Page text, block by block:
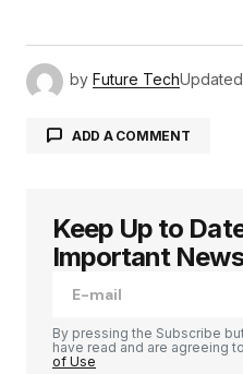
by Future TechUpdated
ADD A COMMENT
Votre adresse e-mail
champs obligatoires
Keep Up to
Important News
By pressing the Subscribe
have read and are agreeing
of Use